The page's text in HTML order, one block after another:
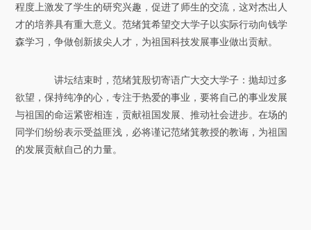
程度上激发了学生的研究兴趣，促进了师生的交流，这对杰出人
才的培养具有重大意义。范绪箕希望交大学子以实际行动向钱学
森学习，争做创新拔尖人才，为祖国科技发展事业做出贡献。
讲坛结束时，范绪箕殷切寄语广大交大学子：抛却过多
欲望，保持纯净的心，专注于热爱的事业，要将自己的事业发展
与祖国的命运紧密相连，贡献祖国发展、推动社会进步。在场的
同学们纷纷表示受益匪浅，必将谨记范绪箕教授的教诲，为祖国
的发展贡献自己的力量。